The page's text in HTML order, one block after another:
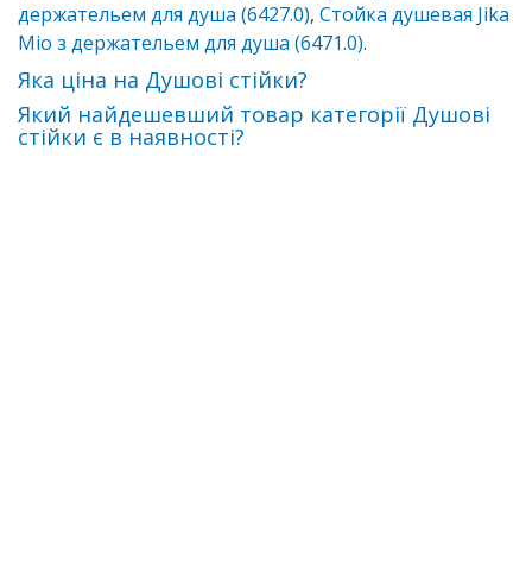
держательем для душа (6427.0), Стойка душевая Jika
Mio з держательем для душа (6471.0).
Яка ціна на Душові стійки?
Який найдешевший товар категорії Душові
стійки є в наявності?